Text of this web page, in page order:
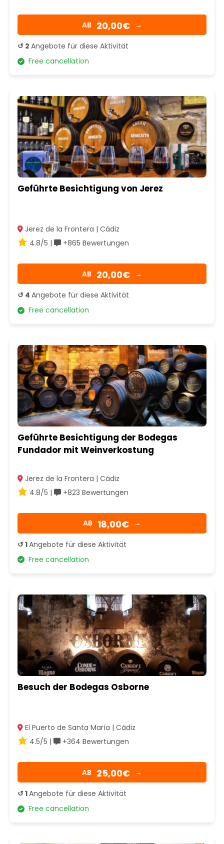
AB 20,00€ →
↺ 2 Angebote für diese Aktivität
Free cancellation
Geführte Besichtigung von Jerez
Jerez de la Frontera | Cádiz
4.8/5 |
+865 Bewertungen
AB 20,00€ →
↺ 4 Angebote für diese Aktivität
Free cancellation
Geführte Besichtigung der Bodegas
Fundador mit Weinverkostung
Jerez de la Frontera | Cádiz
4.8/5 |
+823 Bewertungen
AB 18,00€ →
↺ 1Angebote für diese Aktivität
Free cancellation
Besuch der Bodegas Osborne
El Puerto de Santa María | Cádiz
4.5/5 |
+364 Bewertungen
AB 25,00€ →
↺ 1Angebote für diese Aktivität
Free cancellation